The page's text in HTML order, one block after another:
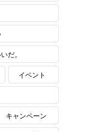
だ。
イベント
キャンペーン